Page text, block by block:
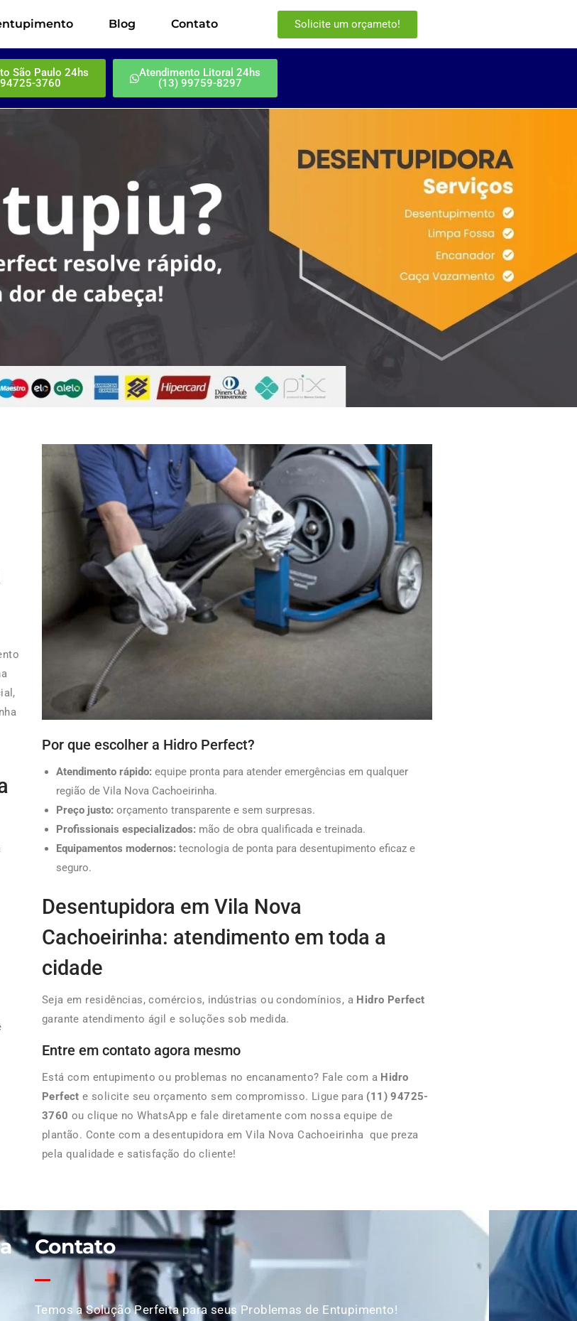
Blog Contato Solicite um orçameto!
São Paulo 24hs
3760
Atendimento Litoral 24hs
(13) 99759-8297
Por que escolher a Hidro Perfect?
Atendimento rápido: equipe pronta para atender emergências em qualquer
região de Vila Nova Cachoeirinha.
Preço justo: orçamento transparente e sem surpresas.
Profissionais especializados: mão de obra qualificada e treinada.
Equipamentos modernos: tecnologia de ponta para desentupimento eficaz e
seguro.
Desentupidora em Vila Nova
Cachoeirinha: atendimento em toda a
cidade
Seja em residências, comércios, indústrias ou condomínios, a Hidro Perfect
garante atendimento ágil e soluções sob medida.
Entre em contato agora mesmo
Está com entupimento ou problemas no encanamento? Fale com a Hidro
Perfect e solicite seu orçamento sem compromisso. Ligue para (11) 94725-
3760 ou clique no WhatsApp e fale diretamente com nossa equipe de
plantão. Conte com a desentupidora em Vila Nova Cachoeirinha que preza
pela qualidade e satisfação do cliente!
Contato
Temos a Solução Perfeita para seus Problemas de Entupimento!